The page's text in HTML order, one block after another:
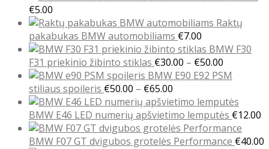
€5.00
Raktų
pakabukas BMW automobiliams €7.00
BMW F30
F31 priekinio žibinto stiklas €30.00 – €50.00
range:
through
€50.00
BMW E90 E92 PSM
stiliaus spoileris €50.00 – €65.00
range:
€50.00
through
€65.00
BMW E46 LED numerių apšvietimo lemputės €12.00
BMW F07 GT dvigubos grotelės Performance €40.00